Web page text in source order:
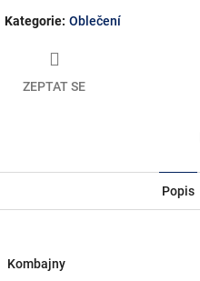
Kategorie: Oblečení
ZEPTAT SE
Popis
Kombajny